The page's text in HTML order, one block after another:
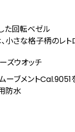
た回転ベゼル
小さな格子柄のレ
ズウオッチ
ーブメントCal.9051
防水